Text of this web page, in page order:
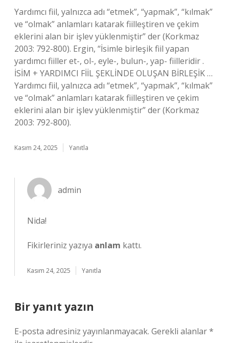
Yardımcı fiil, yalnızca adı “etmek”, “yapmak”, “kılmak”
ve “olmak” anlamları katarak fiilleştiren ve çekim
eklerini alan bir işlev yüklenmiştir” der (Korkmaz
2003: 792-800). Ergin, “İsimle birleşik fiil yapan
yardımcı fiiller et-, ol-, eyle-, bulun-, yap- fiilleridir .
İSİM + YARDIMCI FİİL ŞEKLİNDE OLUŞAN BİRLEŞİK …
Yardımcı fiil, yalnızca adı “etmek”, “yapmak”, “kılmak”
ve “olmak” anlamları katarak fiilleştiren ve çekim
eklerini alan bir işlev yüklenmiştir” der (Korkmaz
2003: 792-800).
Kasım 24, 2025 Yanıtla
admin
Nida!
Fikirleriniz yazıya anlam kattı.
Kasım 24, 2025 Yanıtla
Bir yanıt yazın
E-posta adresiniz yayınlanmayacak. Gerekli alanlar*